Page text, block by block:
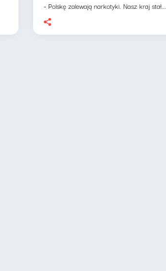
- Polskę zalewają narkotyki. Nasz kraj stał...